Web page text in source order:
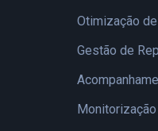
Otimização
Gestão de